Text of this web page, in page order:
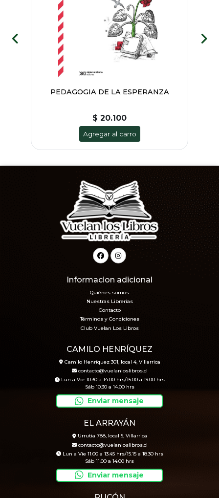
PEDAGOGIA DE LA ESPERANZA
$ 20.100
Agregar al carro
Informacion adicional
Quiénes somos
Nuestras Librerías
Contacto
Términos y Condiciones
Club Vuelan Los Libros
CAMILO HENRÍQUEZ
Camilo Henríquez 301, local 4, Villarrica
contacto@vuelanloslibros.cl
Lun a Vie 10.30 a 14.00 hrs/15.00 a 19.00 hrs
Sáb 10.30 a 14.00 hrs
Enviar mensaje
EL ARRAYÁN
Urrutia 788, local 5, Villarrica
contacto@vuelanloslibros.cl
Lun a Vie 11.00 a 13.45 hrs/15.15 a 18.30 hrs
Sáb 11.00 a 14.00 hrs
Enviar mensaje